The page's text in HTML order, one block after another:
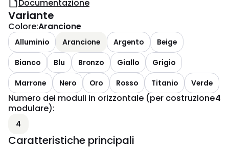
Documentazione
Variante
Colore:Arancione
Alluminio Arancione Argento
Beige
Bianco
Blu Bronzo Giallo
Grigio
Marrone
Nero Oro Rosso Titanio Verde
Numero dei moduli in orizzontale (per costruzione
modulare):
4
4
Caratteristiche principali